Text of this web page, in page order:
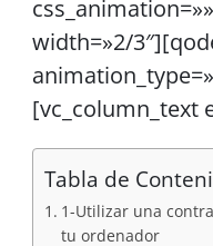
width=»2/
[vc_column_text
Tabla de
1-Utilizar una
tu ordenador